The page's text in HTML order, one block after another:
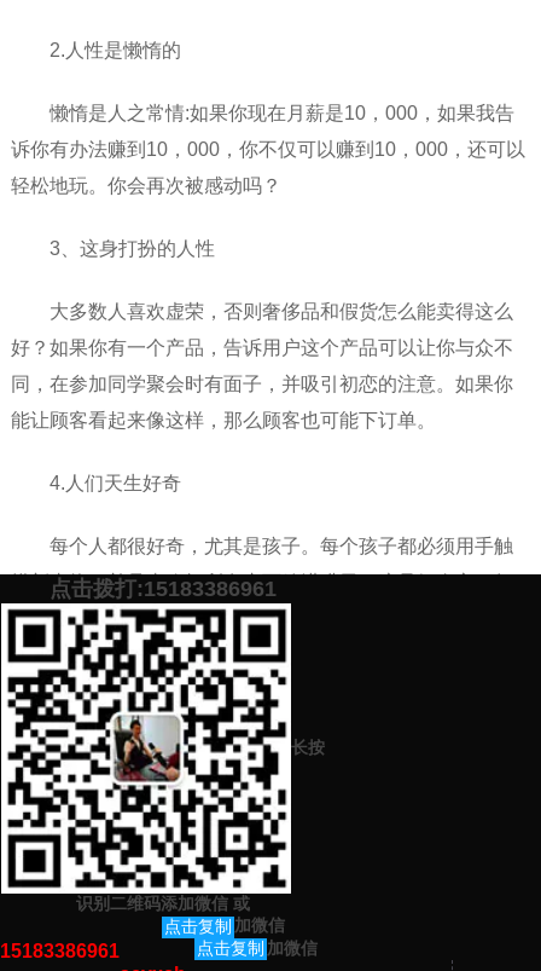
2.人性是懒惰的
懒惰是人之常情:如果你现在月薪是10，000，如果我告
诉你有办法赚到10，000，你不仅可以赚到10，000，还可以
轻松地玩。你会再次被感动吗？
3、这身打扮的人性
大多数人喜欢虚荣，否则奢侈品和假货怎么能卖得这么
好？如果你有一个产品，告诉用户这个产品可以让你与众不
同，在参加同学聚会时有面子，并吸引初恋的注意。如果你
能让顾客看起来像这样，那么顾客也可能下订单。
4.人们天生好奇
每个人都很好奇，尤其是孩子。每个孩子都必须用手触
摸新事物，并且喜欢把所有东西放进嘴里。这是好奇心。如
果你的文案能突出你产品的差异，并引起用户的好奇心，这
也是一个很好的方法。
预约营销老师 添加微信号：scyxch
案！
上一篇：软文营销的软文内容怎么写（软文写作方法学习）
下一篇：怎么样才能写好文章（文章写作方法学习）
猜你感兴趣的内容
点击拨打:15183386961
长按
识别二维码添加微信 或
点击复制
15183386961
加微信
点击复制 加微信